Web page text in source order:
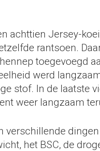
achttien Jersey-
rantsoen.
toegevoegd
werd
stof. In de laatste
weer langzaam
verschillende
het BSC, de